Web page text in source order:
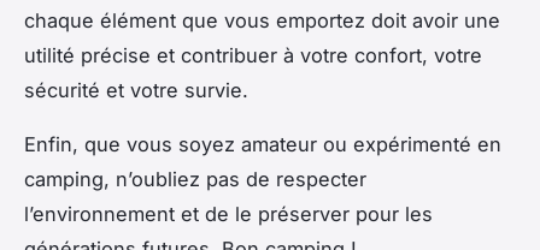
chaque élément que vous emportez doit avoir une
utilité précise et contribuer à votre confort, votre
sécurité et votre survie.
Enfin, que vous soyez amateur ou expérimenté en
camping, n’oubliez pas de respecter
l’environnement et de le préserver pour les